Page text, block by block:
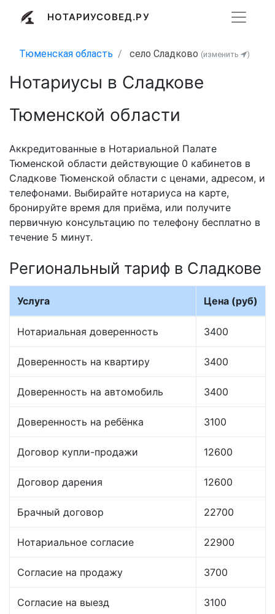
НОТАРИУСОВЕД.РУ
Тюменская область село Сладково (изменить )
Нотариусы в Сладкове
Тюменской области
Аккредитованные в Нотариальной Палате
Тюменской области действующие 0 кабинетов в
Сладкове Тюменской области с ценами, адресом, и
телефонами. Выбирайте нотариуса на карте,
бронируйте время для приёма, или получите
первичную консультацию по телефону бесплатно в
течение 5 минут.
Региональный тариф в Сладкове
Услуга Цена (руб)
Нотариальная доверенность 3400
Доверенность на квартиру 3400
Доверенность на автомобиль 3400
Доверенность на ребёнка 3100
Договор купли-продажи 12600
Договор дарения 12600
Брачный договор 22700
Нотариальное согласие 22900
Согласие на продажу 3700
Согласие на выезд 3100